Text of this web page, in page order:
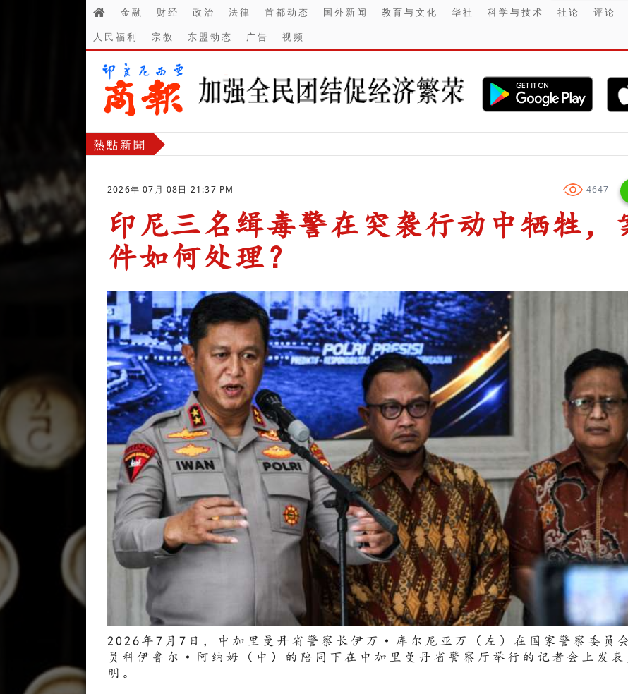
金融 财经 政治 法律 首都动态 国外新闻 教育与文化 华社 科学与技术 社论 评论
人民福利
宗教 东盟动态 广告 视频
熱點新聞 【财经】 印
2026年 07月 08日 21:37 PM 4647
印尼三名缉毒警在突袭行动中牺牲，
件如何处理？
2026年7月7日，中加里曼丹省警察长伊万·库尔尼亚万（左）在国家警察委员
员科伊鲁尔·阿纳姆（中）的陪同下在中加里曼丹省警察厅举行的记者会上发表
明。